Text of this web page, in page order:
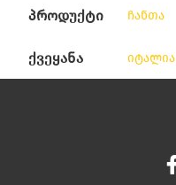
პროდუქტი ჩანთა
ქვეყანა იტალია